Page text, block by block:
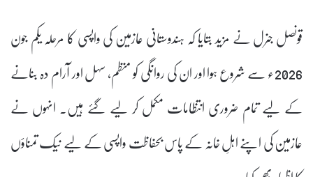
قونصل جنرل نے مزید بتایا کہ ہندوستانی عازمین کی واپسی کا مرحلہ یکم جون
2026ء سے شروع ہوا اور ان کی روانگی کو منظم، سہل اور آرام دہ بنانے
کے لیے تمام ضروری انتظامات مکمل کر لیے گئے ہیں۔ انہوں نے
عازمین کی اپنے اہلِ خانہ کے پاس بحفاظت واپسی کے لیے نیک تمناؤں